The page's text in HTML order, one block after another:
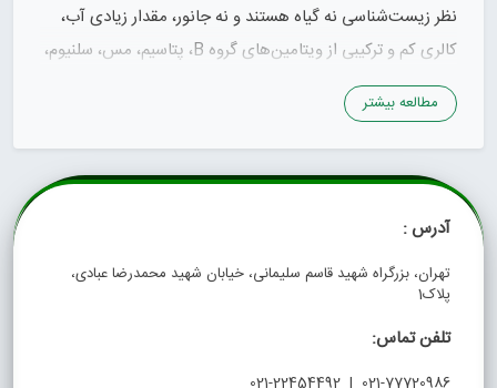
نظر زیست‌شناسی نه گیاه هستند و نه جانور، مقدار زیادی آب،
کالری کم و ترکیبی از ویتامین‌های گروه B، پتاسیم، مس، سلنیوم،
فیبر و آنتی‌اکسیدان‌های خاص را در خود جای داده‌اند.
مصرف متعادل قارچ می‌تواند به متنوع‌تر شدن رژیم غذایی، کنترل
کالری دریافتی و تأمین بخشی از ریزمغذی‌های مورد نیاز بدن
گرفته‌اند نیز مقدار قابل‌توجهی ویتامین D2 دارند.
البته باید از همان ابتدا یک نکته را روشن کنیم: قارچ یک ماده
غذایی مفید است، نه دارویی برای درمان قطعی بیماری‌ها. تاثیر
مطالعه بیشتر
آدرس :
تهران، بزرگراه شهید قاسم سلیمانی، خیابان شهید محمدرضا عبادی،
پلاک1
تلفن تماس:
021-77720986 | 021-22454492